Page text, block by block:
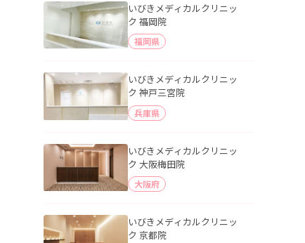
いびきメディカルクリニッ
ク 福岡院
福岡県
いびきメディカルクリニッ
ク 神戸三宮院
兵庫県
いびきメディカルクリニッ
ク 大阪梅田院
大阪府
いびきメディカルクリニッ
ク 京都院